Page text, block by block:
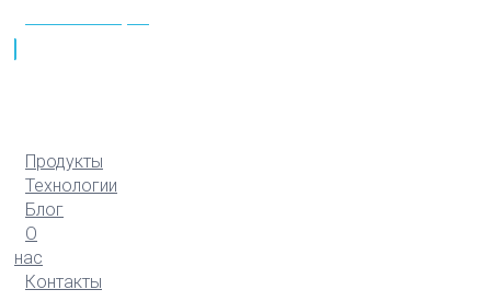
Продукты
Технологии
Блог
О
нас
Контакты